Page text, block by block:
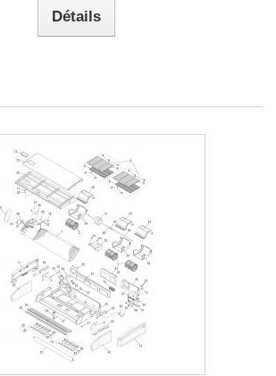
Détails